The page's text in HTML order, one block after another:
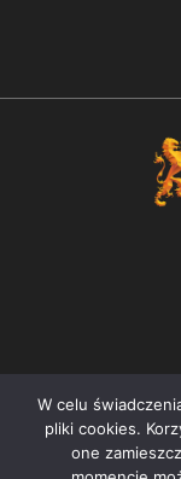
W celu
pliki cookies.
one